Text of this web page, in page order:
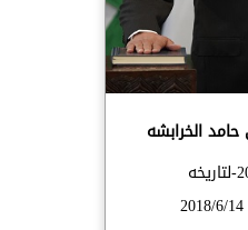
الخرابشه
2021-10-11-لتاريخه